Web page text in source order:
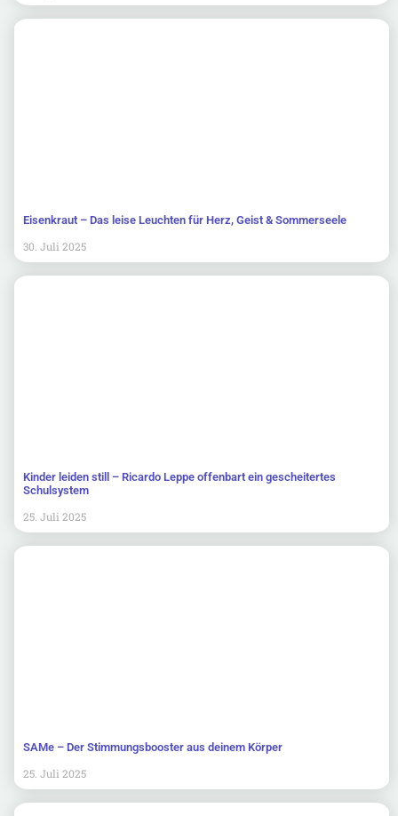
Eisenkraut – Das leise Leuchten für Herz, Geist & Sommerseele
30. Juli 2025
Kinder leiden still – Ricardo Leppe offenbart ein gescheitertes
Schulsystem
25. Juli 2025
SAMe – Der Stimmungsbooster aus deinem Körper
25. Juli 2025